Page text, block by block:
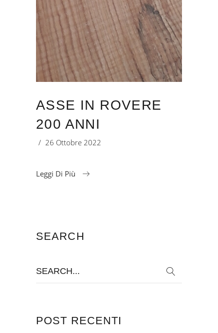
ASSE IN ROVERE
200 ANNI
26 Ottobre 2022
Leggi Di Più
SEARCH
for:
POST RECENTI